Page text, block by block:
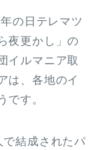
の日テレマツ
夜更かし」の
イルマニア取
は、各地のイ
です。
結成されたパ